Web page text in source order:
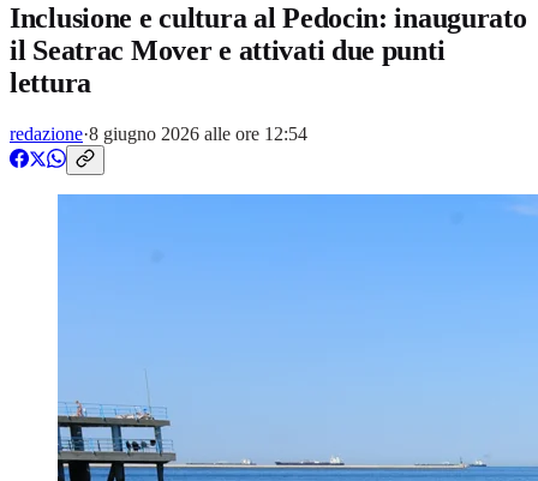
Inclusione e cultura al Pedocin: inaugurato
il Seatrac Mover e attivati due punti
lettura
redazione·8 giugno 2026 alle ore 12:54